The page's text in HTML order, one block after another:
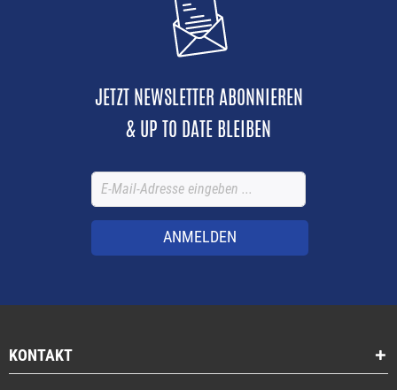
JETZT NEWSLETTER ABONNIEREN
& UP TO DATE BLEIBEN
ANMELDEN
KONTAKT